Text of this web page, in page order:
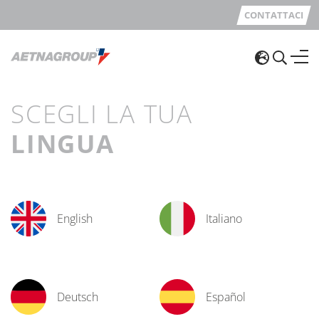
CONTATTACI
SCEGLI LA TUA
LINGUA
English Italiano
Deutsch Español